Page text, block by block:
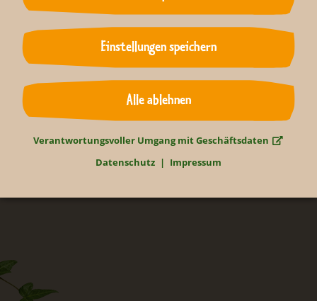
Neugierig?
Bleiben Sie informiert...
Newsletter abonnieren
Einstellungen speichern
Alle ablehnen
Verantwortungsvoller Umgang mit Geschäftsdaten
Datenschutz
Impressum